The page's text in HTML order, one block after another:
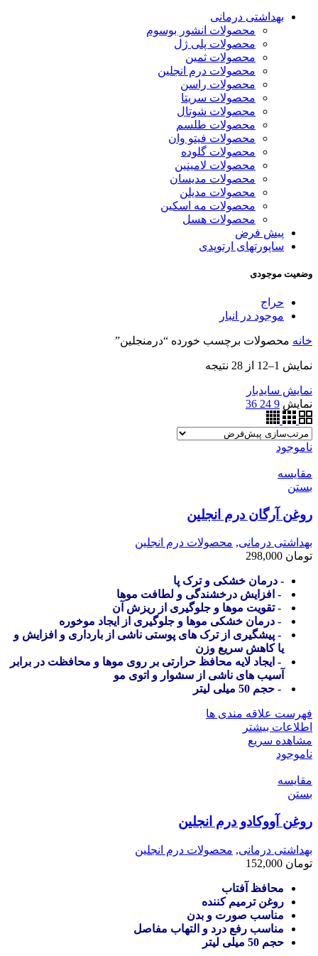
بهداشتی درمانی
محصولات انشور بوسوم
محصولات پلی ژل
محصولات ثمین
محصولات درم انجلین
محصولات راسن
محصولات سریتا
محصولات شوتال
محصولات طلسم
محصولات فیتو وان
محصولات گلوده
محصولات لامینین
محصولات مدیسان
محصولات مدیلن
محصولات مه اسکین
محصولات هسل
پیش فرض
ساپورتهای ارتوپدی
وضعیت موجودی
حراج
موجود در انبار
خانه محصولات برچسب خورده “درمنجلین”
نمایش 1–12 از 28 نتیجه
نمایش سایدبار
نمایش 9
24
36
ناموجود
مقایسه
بستن
روغن آرگان درم انجلین
بهداشتی درمانی, محصولات درم انجلین
تومان
- درمان خشکی و ترک پا
- افزایش درخشندگی و لطافت موها
- تقویت موها و جلوگیری از ریزش آن
- درمان خشکی موها و جلوگیری از ایجاد موخوره
- پیشگیری از ترک های پوستی ناشی از بارداری و افزایش و
یا کاهش سریع وزن
- ایجاد لایه محافظ حرارتی بر روی موها و محافظت در برابر
آسیب های ناشی از سشوار و اتوی مو
- حجم 50 میلی لیتر
فهرست علاقه مندی ها
اطلاعات بیشتر
مشاهده سریع
ناموجود
مقایسه
بستن
روغن آووکادو درم انجلین
بهداشتی درمانی, محصولات درم انجلین
تومان
محافظ آفتاب
روغن ترمیم کننده
مناسب صورت و بدن
مناسب رفع درد و التهاب مفاصل
حجم 50 میلی لیتر